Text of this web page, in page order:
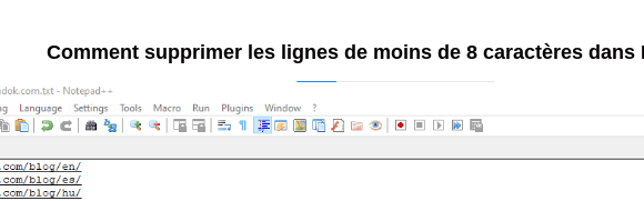
Comment supprimer les lignes de moins de 8 caractères dans